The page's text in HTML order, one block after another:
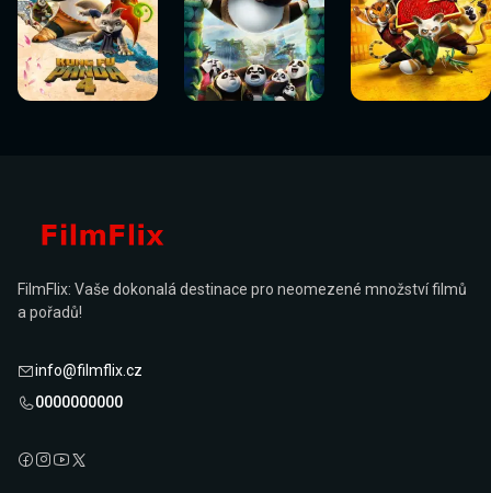
Sledovat
nyní
Sledovat
nyní
Sledovat
nyní
Sledovat
nyní
Sledovat
nyní
Sledovat
nyní
FilmFlix: Vaše dokonalá destinace pro neomezené množství filmů
a pořadů!
info@filmflix.cz
0000000000